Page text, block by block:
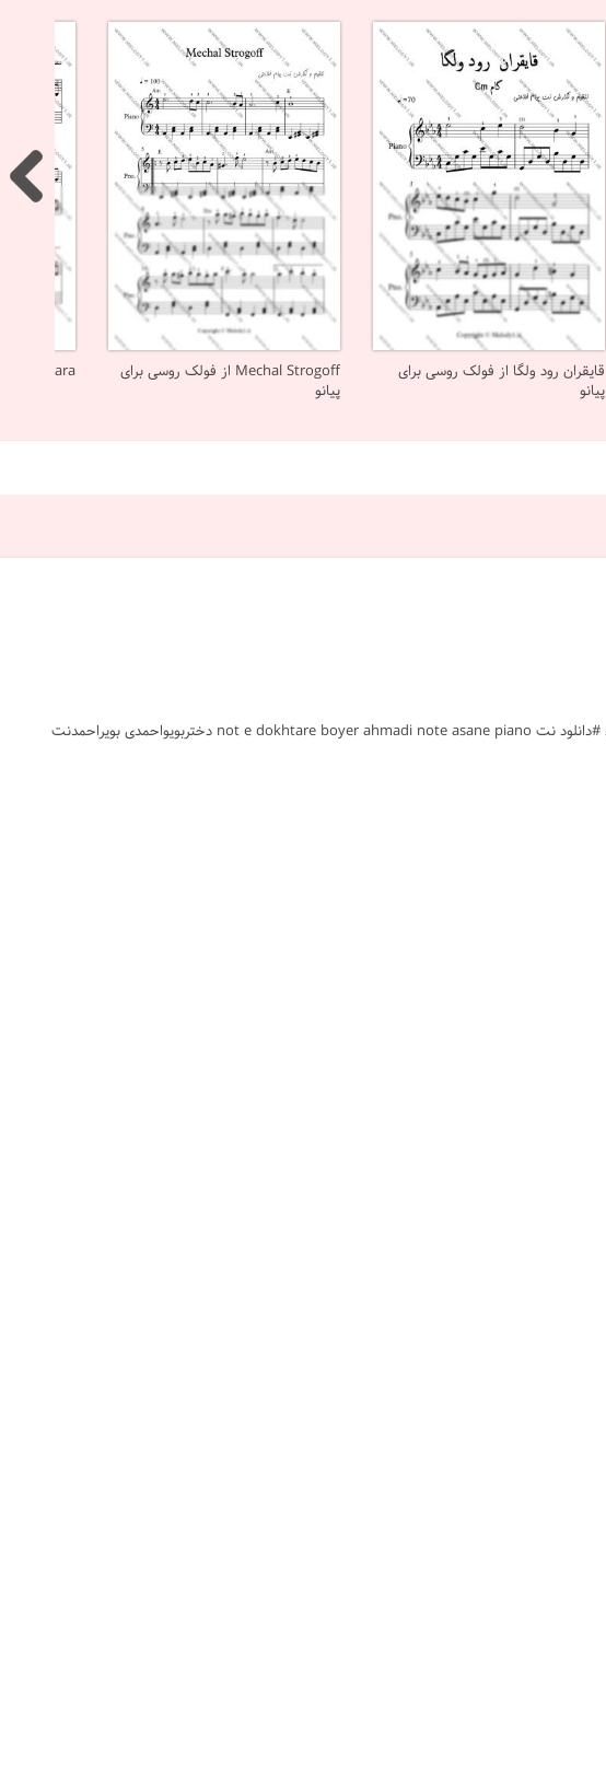
قایقران رود ولگا از فولک روسی برای
پیانو
Mechal Strogoff از فولک روسی برای
پیانو
Solenzara از فولک روسی برای پیانو
#دختر بویر احمدی #محلی #پیانو #پاپ ایرانی #ساده #نت #sheet #ملودی #melody #موسیقی #music #آهنگ #نت آهنگ #دانلود #دانلود نت not e dokhtare boyer ahmadi note asane piano دختربویواحمدی بویراحمدنت